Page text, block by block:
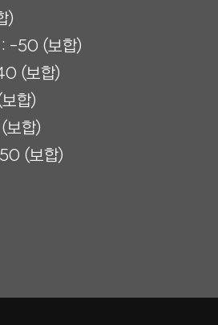
)
-50 (보합)
(보합)
합)
합)
(보합)